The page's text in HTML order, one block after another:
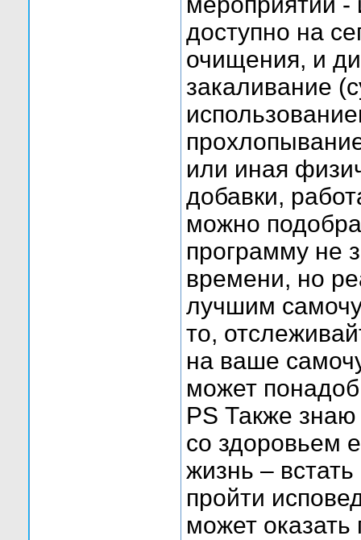
доступно на
очищения, и
закаливание
или иная
добавки,
можно
программу не
времени, но
лучшим
то,
на ваше
может
PS Также знаю
со здоровьем
жизнь –
пройти
может